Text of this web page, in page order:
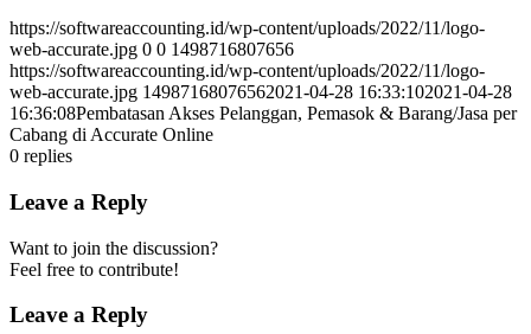
https://softwareaccounting.id/wp-content/uploads/2022/11/logo-
web-accurate.jpg 0 0 1498716807656
https://softwareaccounting.id/wp-content/uploads/2022/11/logo-
web-accurate.jpg 14987168076562021-04-28 16:33:102021-04-28
16:36:08Pembatasan Akses Pelanggan, Pemasok & Barang/Jasa per
Cabang di Accurate Online
0 replies
Leave a Reply
Want to join the discussion?
Feel free to contribute!
Leave a Reply